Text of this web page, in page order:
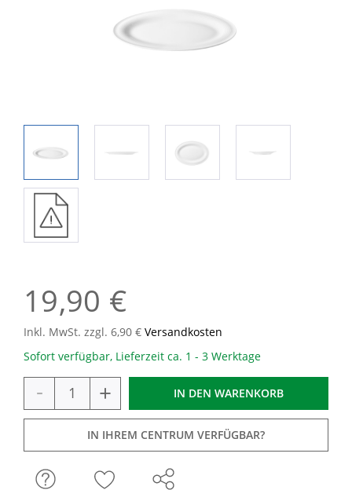
19,90 €
Inkl. MwSt. zzgl. 6,90 € Versandkosten
Sofort verfügbar, Lieferzeit ca. 1 - 3 Werktage
- + IN DEN WARENKORB
IN IHREM CENTRUM VERFÜGBAR?